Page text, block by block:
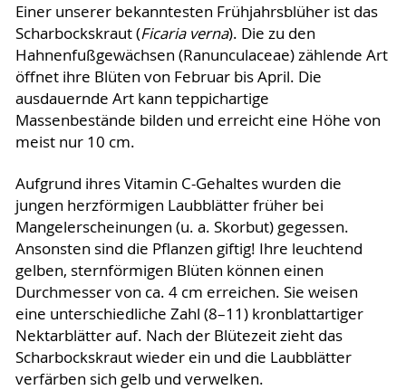
Einer unserer bekanntesten Frühjahrsblüher ist das
Scharbockskraut (Ficaria verna). Die zu den
Hahnenfußgewächsen (Ranunculaceae) zählende Art
öffnet ihre Blüten von Februar bis April. Die
ausdauernde Art kann teppichartige
Massenbestände bilden und erreicht eine Höhe von
meist nur 10 cm.
Aufgrund ihres Vitamin C-Gehaltes wurden die
jungen herzförmigen Laubblätter früher bei
Mangelerscheinungen (u. a. Skorbut) gegessen.
Ansonsten sind die Pflanzen giftig! Ihre leuchtend
gelben, sternförmigen Blüten können einen
Durchmesser von ca. 4 cm erreichen. Sie weisen
eine unterschiedliche Zahl (8–11) kronblattartiger
Nektarblätter auf. Nach der Blütezeit zieht das
Scharbockskraut wieder ein und die Laubblätter
verfärben sich gelb und verwelken.